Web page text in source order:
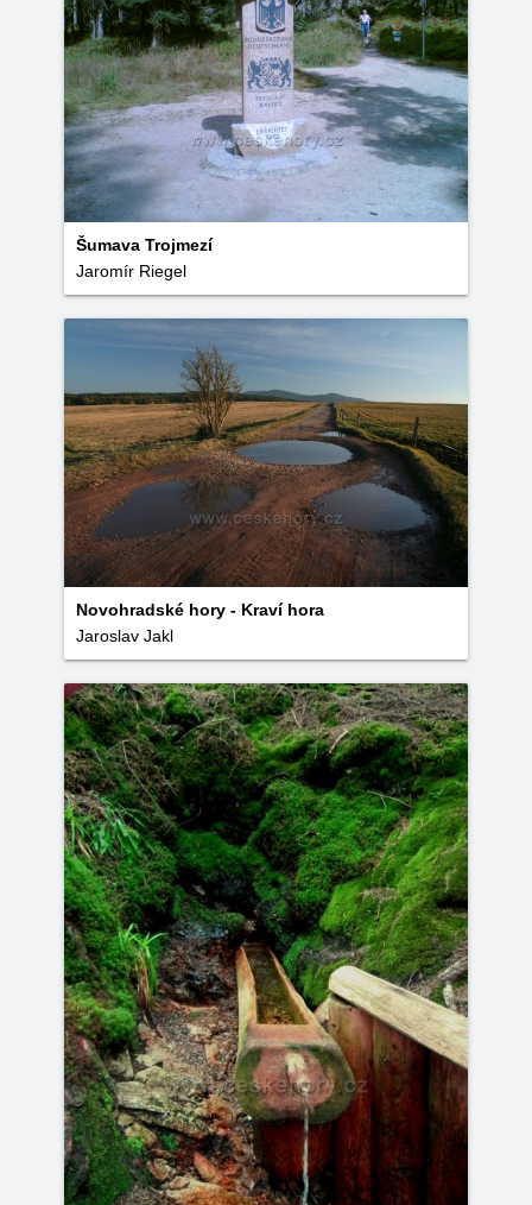
Šumava Trojmezí
Jaromír Riegel
Novohradské hory - Kraví hora
Jaroslav Jakl